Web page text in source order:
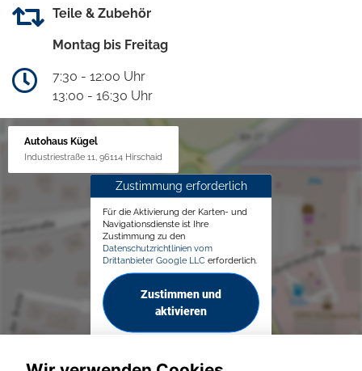
Teile & Zubehör
Montag bis Freitag
7:30 - 12:00 Uhr
13:00 - 16:30 Uhr
Autohaus Kügel
Industriestraße 11, 96114 Hirschaid
Zustimmung erforderlich
Für die Aktivierung der Karten- und
Navigationsdienste ist Ihre
Zustimmung zu den
Datenschutzrichtlinien vom
Drittanbieter Google LLC erforderlich.
Zustimmen und
aktivieren